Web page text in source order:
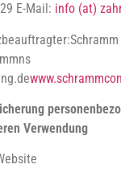
E-Mail: info (at)
ns
Verwendung